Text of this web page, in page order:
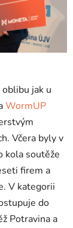
jak u
WormUP
Včera byly v
kola soutěže
firem a
V kategorii
do
Potravina a